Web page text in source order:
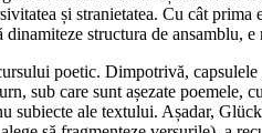
și stranietatea. Cu cât
dinamiteze structura de ansamblu, e
poetic. Dimpotrivă,
sub care sunt așezate
subiecte ale textului. Așadar,